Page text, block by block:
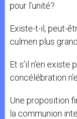
pour l’unité?
Existe-t-il, peut-
culmen plus
Et s’il n’en existe
concélébration
Une proposition
la communion